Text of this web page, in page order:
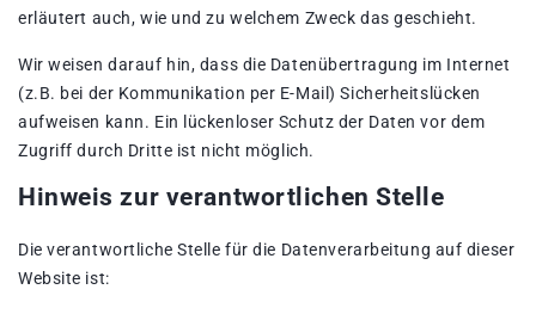
erläutert auch, wie und zu welchem Zweck das geschieht.
Wir weisen darauf hin, dass die Datenübertragung im Internet
(z.B. bei der Kommunikation per E-Mail) Sicherheitslücken
aufweisen kann. Ein lückenloser Schutz der Daten vor dem
Zugriff durch Dritte ist nicht möglich.
Hinweis zur verantwortlichen Stelle
Die verantwortliche Stelle für die Datenverarbeitung auf dieser
Website ist: